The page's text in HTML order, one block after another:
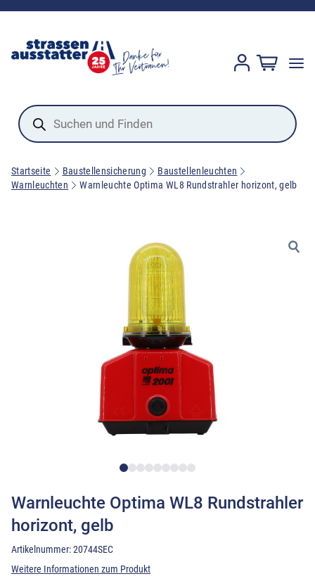
Products
search
Startseite Baustellensicherung
Baustellenleuchten
Warnleuchten
Warnleuchte Optima WL8 Rundstrahler horizont, gelb
Warnleuchte Optima WL8 Rundstrahler
horizont, gelb
Artikelnummer:20744SEC
Weitere Informationen zum Produkt